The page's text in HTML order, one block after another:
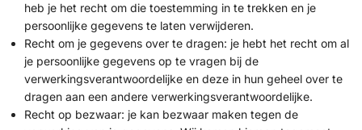
heb je het recht om die toestemming in te trekken en je
persoonlijke gegevens te laten verwijderen.
Recht om je gegevens over te dragen: je hebt het recht om al
je persoonlijke gegevens op te vragen bij de
verwerkingsverantwoordelijke en deze in hun geheel over te
dragen aan een andere verwerkingsverantwoordelijke.
Recht op bezwaar: je kan bezwaar maken tegen de